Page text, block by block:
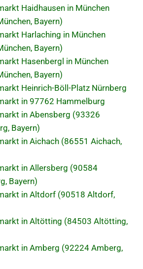
Haidhausen in München
Bayern)
Harlaching in München
Bayern)
Hasenbergl in München
Bayern)
Heinrich-Böll-Platz Nürnberg
in 97762 Hammelburg
in Abensberg (93326
Bayern)
in Aichach (86551 Aichach,
in Allersberg (90584
Bayern)
in Altdorf (90518 Altdorf,
in Altötting (84503 Altötting,
in Amberg (92224 Amberg,